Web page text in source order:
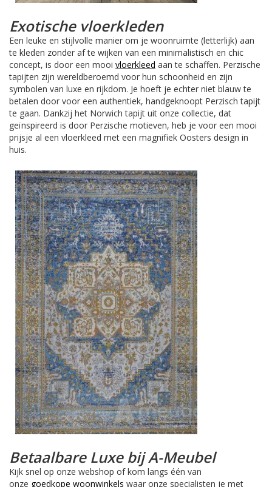
Exotische vloerkleden
Een leuke en stijlvolle manier om je woonruimte (letterlijk) aan
te kleden zonder af te wijken van een minimalistisch en chic
concept, is door een mooi vloerkleed aan te schaffen. Perzische
tapijten zijn wereldberoemd voor hun schoonheid en zijn
symbolen van luxe en rijkdom. Je hoeft je echter niet blauw te
betalen door voor een authentiek, handgeknoopt Perzisch tapijt
te gaan. Dankzij het Norwich tapijt uit onze collectie, dat
geïnspireerd is door Perzische motieven, heb je voor een mooi
prijsje al een vloerkleed met een magnifiek Oosters design in
huis.
Betaalbare Luxe bij A-Meubel
Kijk snel op onze webshop of kom langs één van
onze goedkope woonwinkels waar onze specialisten je met